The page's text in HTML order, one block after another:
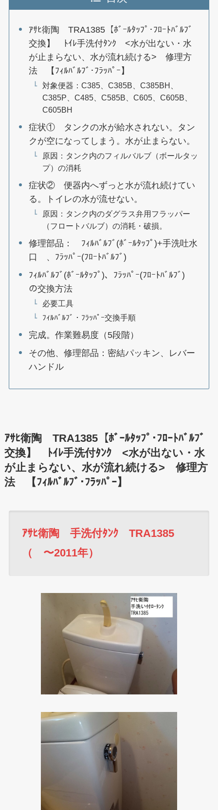
ｱｻﾋ衛陶 TRA1385【ﾎﾞｰﾙﾀｯﾌﾟ･ﾌﾛｰﾄﾊﾞﾙﾌﾞ
交換】 ﾄｲﾚ手洗付ﾀﾝｸ <水が出ない・水
が止まらない、水が流れ続ける> 修理方
法 【ﾌｨﾙﾊﾞﾙﾌﾞ･ﾌﾗｯﾊﾟｰ】
対象便器：C385、C385B、C385BH、
C385P、C485、C585B、C605、C605B、
C605BH
症状① タンクの水が給水されない。タン
クが空になってしまう。水が止まらない。
原因：タンク内のフィルバルブ（ボールタッ
プ）の消耗
症状② 便器内へずっと水が流れ続けてい
る。トイレの水が流せない。
原因：タンク内のダグラス弁用フラッパー
（フロートバルブ）の消耗・破損。
修理部品： ﾌｨﾙﾊﾞﾙﾌﾞ(ﾎﾞｰﾙﾀｯﾌﾟ)+手洗吐水
口 、ﾌﾗｯﾊﾟｰ(ﾌﾛｰﾄﾊﾞﾙﾌﾞ)
ﾌｨﾙﾊﾞﾙﾌﾞ(ﾎﾞｰﾙﾀｯﾌﾟ)、ﾌﾗｯﾊﾟｰ(ﾌﾛｰﾄﾊﾞﾙﾌﾞ)
の交換方法
必要工具
ﾌｨﾙﾊﾞﾙﾌﾞ・ﾌﾗｯﾊﾟｰ交換手順
完成。作業難易度（5段階）
その他、修理部品：密結パッキン、レバー
ハンドル
ｱｻﾋ衛陶 TRA1385【ﾎﾞｰﾙﾀｯﾌﾟ･ﾌﾛｰﾄﾊﾞﾙﾌﾞ
交換】 ﾄｲﾚ手洗付ﾀﾝｸ <水が出ない・水
が止まらない、水が流れ続ける> 修理方
法 【ﾌｨﾙﾊﾞﾙﾌﾞ･ﾌﾗｯﾊﾟｰ】
ｱｻﾋ衛陶 手洗付ﾀﾝｸ TRA1385
（ 〜2011年）